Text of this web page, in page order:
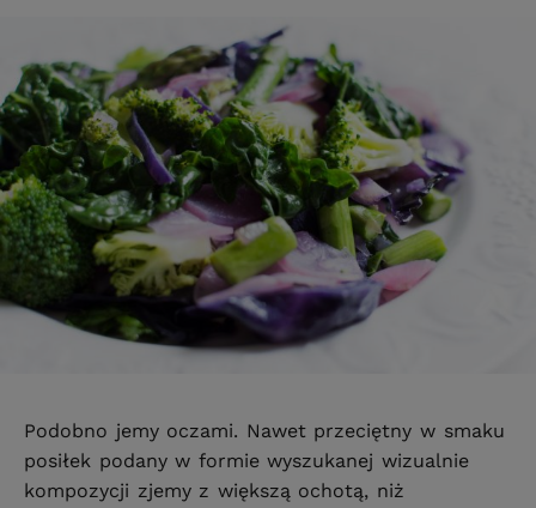
Podobno jemy oczami. Nawet przeciętny w smaku
posiłek podany w formie wyszukanej wizualnie
kompozycji zjemy z większą ochotą, niż